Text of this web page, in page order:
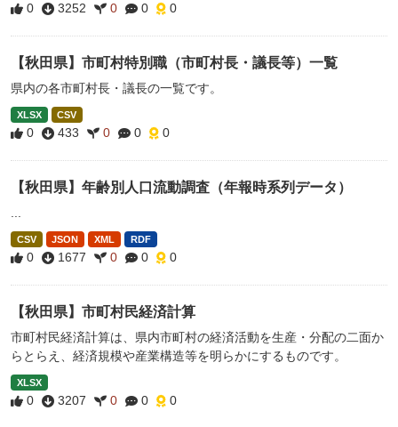
0 3252 0 0 0
【秋田県】市町村特別職（市町村長・議長等）一覧
県内の各市町村長・議長の一覧です。
XLSX CSV
0 433 0 0 0
【秋田県】年齢別人口流動調査（年報時系列データ）
CSV JSON XML RDF
0 1677 0 0 0
【秋田県】市町村民経済計算
市町村民経済計算は、県内市町村の経済活動を生産・分配の二面か
らとらえ、経済規模や産業構造等を明らかにするものです。
XLSX
0 3207 0 0 0